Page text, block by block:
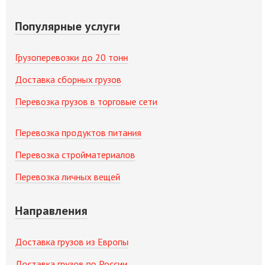
Популярные услуги
Грузоперевозки до 20 тонн
Доставка сборных грузов
Перевозка грузов в торговые сети
Перевозка продуктов питания
Перевозка стройматериалов
Перевозка личных вещей
Направления
Доставка грузов из Европы